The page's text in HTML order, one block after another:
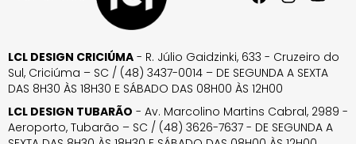
LCL DESIGN CRICIÚMA - R. Júlio Gaidzinki, 633 - Cruzeiro do
Sul, Criciúma – SC / (48) 3437-0014 – DE SEGUNDA A SEXTA
DAS 8H30 ÀS 18H30 E SÁBADO DAS 08H00 ÀS 12H00
LCL DESIGN TUBARÃO - Av. Marcolino Martins Cabral, 2989 -
Aeroporto, Tubarão – SC / (48) 3626-7637 - DE SEGUNDA A